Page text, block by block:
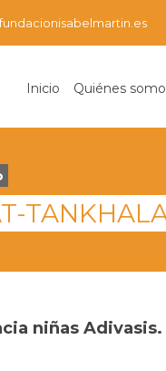
Inicio Quiénes
niñas Adivasis.